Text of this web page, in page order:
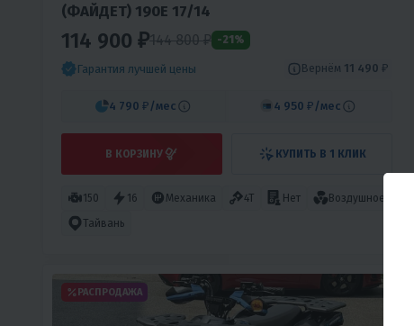
(ФАЙДЕТ) 190E 17/14
114 900 ₽144 800₽ -21%
Гарантия лучшей цены Вернём 11 490 ₽
4 790 ₽ /мес 4 950 ₽ /мес
В КОРЗИНУ КУПИТЬ В 1 КЛИК
150 16 Механика 4T Нет
Воздушное
Тайвань
РАСПРОДАЖА